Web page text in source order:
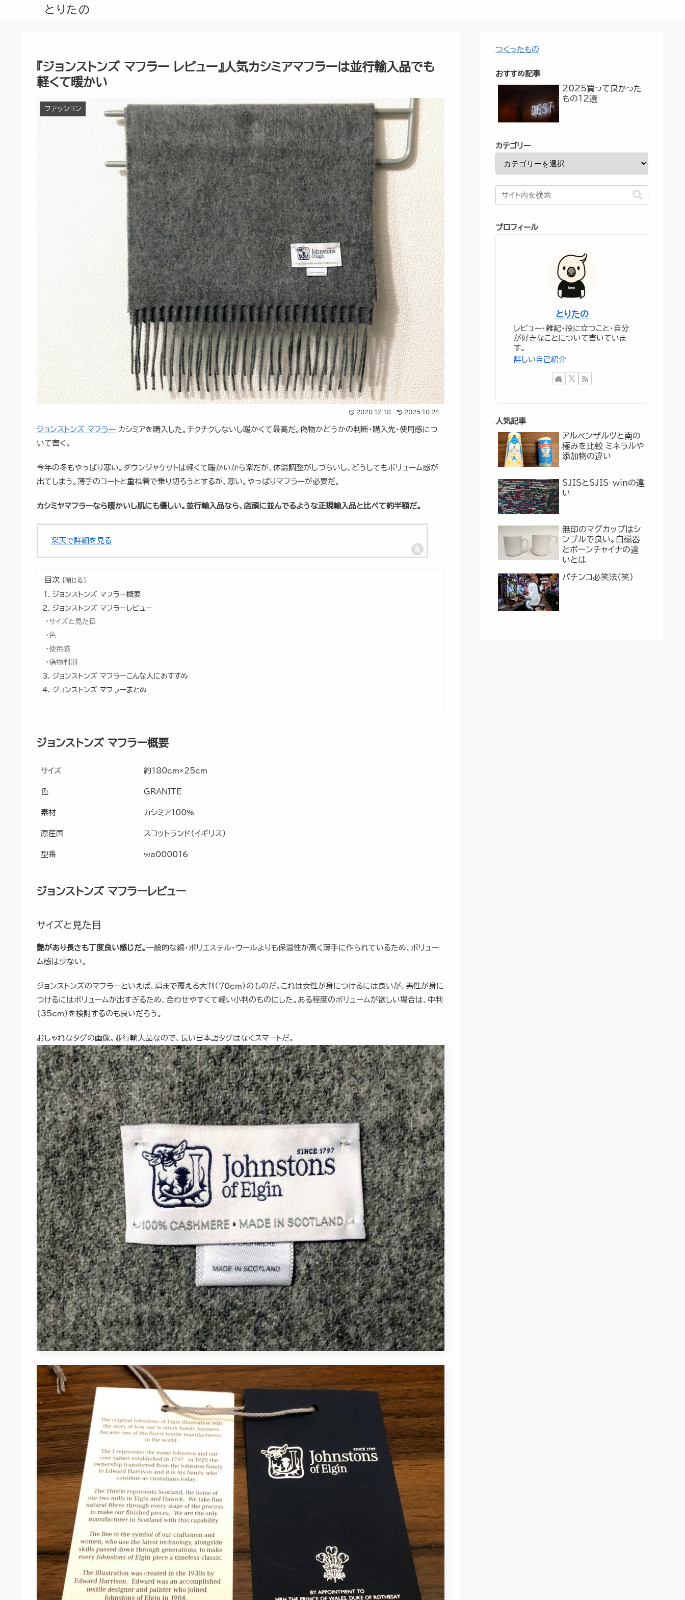
とりたの
『ジョンストンズ マフラー レビュー』人気カシミアマフラーは並行輸入品でも
軽くて暖かい
ファッション
2020.12.18 2025.10.24
ジョンストンズ マフラー カシミアを購入した。チクチクしないし暖かくて最高だ。偽物かどうかの判断・購入先・使用感につ
いて書く。
今年の冬もやっぱり寒い。ダウンジャケットは軽くて暖かいから楽だが、体温調整がしづらいし、どうしてもボリューム感が
出てしまう。薄手のコートと重ね着で乗り切ろうとするが、寒い。やっぱりマフラーが必要だ。
カシミヤマフラーなら暖かいし肌にも優しい。並行輸入品なら、店頭に並んでるような正規輸入品と比べて約半額だ。
楽天で詳細を見る
目次
ジョンストンズ マフラー概要
ジョンストンズ マフラーレビュー
サイズと見た目
色
使用感
偽物判別
ジョンストンズ マフラーこんな人におすすめ
ジョンストンズ マフラーまとめ
ジョンストンズ マフラー概要
サイズ 約180cm×25cm
色 GRANITE
素材 カシミア100%
原産国 スコットランド（イギリス）
型番 wa000016
ジョンストンズ マフラーレビュー
サイズと見た目
艶があり長さも丁度良い感じだ。 一般的な綿・ポリエステル・ウールよりも保温性が高く薄手に作られているため、ボリュー
ム感は少ない。
ジョンストンズのマフラーといえば、肩まで覆える大判（70cm）のものだ。これは女性が身につけるには良いが、男性が身に
つけるにはボリュームが出すぎるため、合わせやすくて軽い小判のものにした。ある程度のボリュームが欲しい場合は、中判
（35cm）を検討するのも良いだろう。
おしゃれなタグの画像。並行輸入品なので、長い日本語タグはなくスマートだ。
つくったもの
おすすめ記事
2025買って良かった
もの12選
カテゴリー
プロフィール
とりたの
レビュー・雑記・役に立つこと・自分
が好きなことについて書いていま
す。
詳しい自己紹介
人気記事
アルペンザルツと南の
極みを比較 ミネラルや
添加物の違い
SJISとSJIS-winの違
い
無印のマグカップはシ
ンプルで良い。白磁器
とボーンチャイナの違
いとは
パチンコ必笑法（笑）